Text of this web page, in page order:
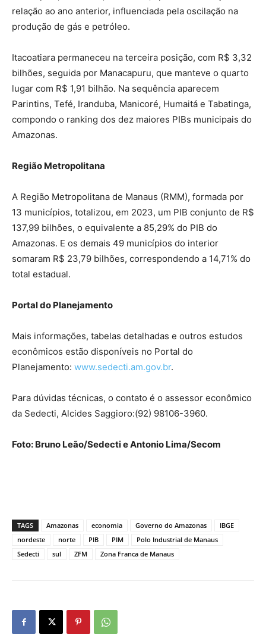
relação ao ano anterior, influenciada pela oscilação na
produção de gás e petróleo.
Itacoatiara permaneceu na terceira posição, com R$ 3,32
bilhões, seguida por Manacapuru, que manteve o quarto
lugar com R$ 1,91 bilhão. Na sequência aparecem
Parintins, Tefé, Iranduba, Manicoré, Humaitá e Tabatinga,
compondo o ranking dos dez maiores PIBs municipais do
Amazonas.
Região Metropolitana
A Região Metropolitana de Manaus (RMM), formada por
13 municípios, totalizou, em 2023, um PIB conjunto de R$
137,99 bilhões, o equivalente a 85,29% do PIB do
Amazonas. E os demais 49 municípios do interior
somaram R$ 23,79 bilhões, correspondendo a 14,71% do
total estadual.
Portal do Planejamento
Mais informações, tabelas detalhadas e outros estudos
econômicos estão disponíveis no Portal do
Planejamento: www.sedecti.am.gov.br.
Para dúvidas técnicas, o contato é o assessor econômico
da Sedecti, Alcides Saggioro:(92) 98106-3960.
Foto: Bruno Leão/Sedecti e Antonio Lima/Secom
TAGS Amazonas economia Governo do Amazonas
IBGE
nordeste
norte PIB PIM
Polo Industrial de Manaus
Sedecti
sul ZFM Zona Franca de Manaus